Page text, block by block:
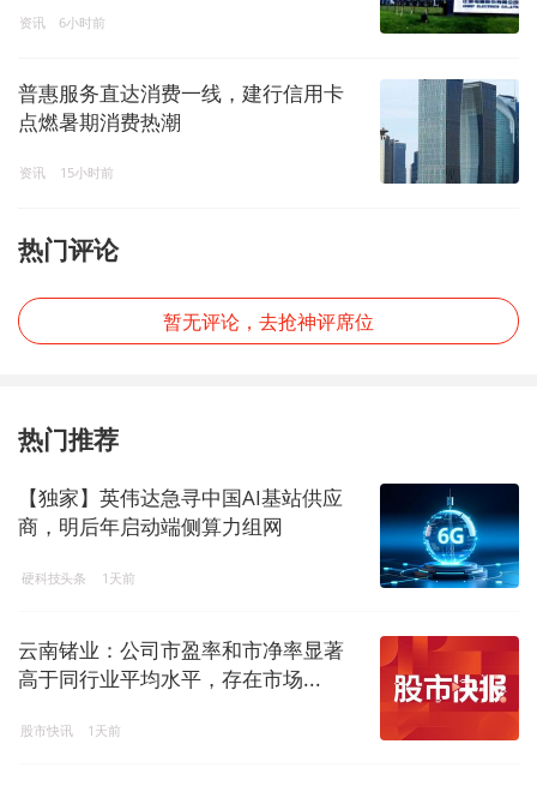
资讯 6小时前
普惠服务直达消费一线，建行信用卡
点燃暑期消费热潮
资讯 15小时前
热门评论
暂无评论，去抢神评席位
热门推荐
【独家】英伟达急寻中国AI基站供应
商，明后年启动端侧算力组网
硬科技头条 1天前
云南锗业：公司市盈率和市净率显著
高于同行业平均水平，存在市场...
股市快讯 1天前